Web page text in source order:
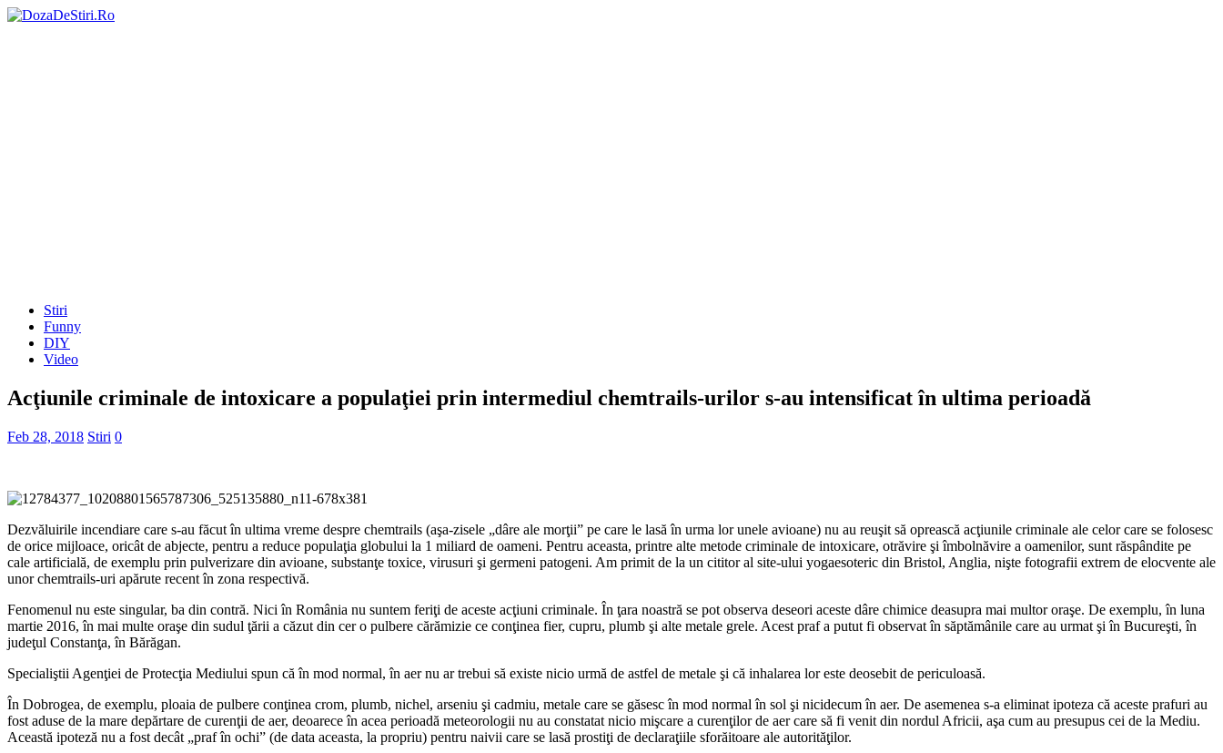
Stiri
Funny
DIY
Video
Acţiunile criminale de intoxicare a populaţiei prin intermediul chemtrails-urilor s-au intensificat în ultima perioadă
Feb 28, 2018 Stiri 0
Dezvăluirile incendiare care s-au făcut în ultima vreme despre chemtrails (aşa-zisele „dâre ale morţii” pe care le lasă în urma lor unele avioane) nu au reuşit să oprească acţiunile criminale ale celor care se folosesc
de orice mijloace, oricât de abjecte, pentru a reduce populaţia globului la 1 miliard de oameni. Pentru aceasta, printre alte metode criminale de intoxicare, otrăvire şi îmbolnăvire a oamenilor, sunt răspândite pe
cale artificială, de exemplu prin pulverizare din avioane, substanţe toxice, virusuri şi germeni patogeni. Am primit de la un cititor al site-ului yogaesoteric din Bristol, Anglia, nişte fotografii extrem de elocvente ale
unor chemtrails-uri apărute recent în zona respectivă.
Fenomenul nu este singular, ba din contră. Nici în România nu suntem feriţi de aceste acţiuni criminale. În ţara noastră se pot observa deseori aceste dâre chimice deasupra mai multor oraşe. De exemplu, în luna
martie 2016, în mai multe oraşe din sudul ţării a căzut din cer o pulbere cărămizie ce conţinea fier, cupru, plumb şi alte metale grele. Acest praf a putut fi observat în săptămânile care au urmat şi în Bucureşti, în
judeţul Constanţa, în Bărăgan.
Specialiştii Agenţiei de Protecţia Mediului spun că în mod normal, în aer nu ar trebui să existe nicio urmă de astfel de metale şi că inhalarea lor este deosebit de periculoasă.
În Dobrogea, de exemplu, ploaia de pulbere conţinea crom, plumb, nichel, arseniu şi cadmiu, metale care se găsesc în mod normal în sol şi nicidecum în aer. De asemenea s-a eliminat ipoteza că aceste prafuri au
fost aduse de la mare depărtare de curenţii de aer, deoarece în acea perioadă meteorologii nu au constatat nicio mişcare a curenţilor de aer care să fi venit din nordul Africii, aşa cum au presupus cei de la Mediu.
Această ipoteză nu a fost decât „praf în ochi” (de data aceasta, la propriu) pentru naivii care se lasă prostiţi de declaraţiile sforăitoare ale autorităţilor.